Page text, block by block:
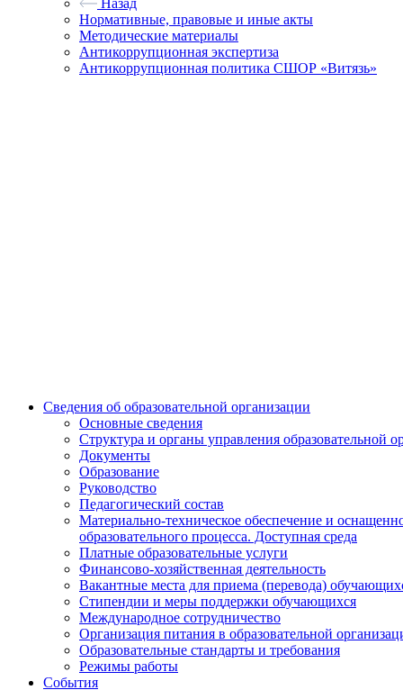
Назад
Нормативные, правовые и иные акты
Методические материалы
Антикоррупционная экспертиза
Антикоррупционная политика СШОР «Витязь»
Сведения об образовательной организации
Основные сведения
Структура и органы управления образовательной
Документы
Образование
Руководство
Педагогический состав
Материально-техническое обеспечение и
образовательного процесса. Доступная среда
Платные образовательные услуги
Финансово-хозяйственная деятельность
Вакантные места для приема (перевода)
Стипендии и меры поддержки обучающихся
Международное сотрудничество
Организация питания в образовательной
Образовательные стандарты и требования
Режимы работы
События